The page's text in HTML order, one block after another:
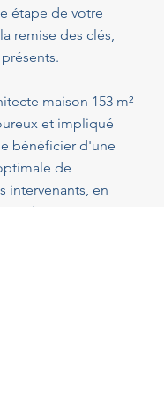
étape de votre
remise des clés,
maison 153 m²
et impliqué
bénéficier d'une
de
intervenants, en
de vos attentes,